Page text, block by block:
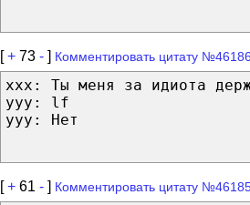
[+ 73 - ] Комментировать цитату №46186
xxx: Ты меня за идиота
yyy: lf
yyy: Нет
[+ 61 - ] Комментировать цитату